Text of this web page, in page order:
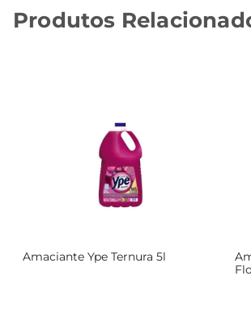
Produtos
Amaciante Ype Ternura 5l